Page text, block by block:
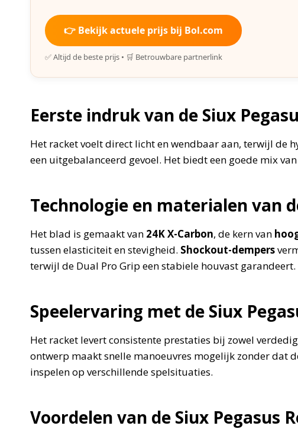
👉 Bekijk actuele prijs bij Bol.com
✅ Altijd de beste prijs • 🛒 Betrouwbare partnerlink
Eerste indruk van de Siux
Het racket voelt direct licht en wendbaar aan, terwijl de
een uitgebalanceerd gevoel. Het biedt een goede mix
Technologie en materialen van
Het blad is gemaakt van 24K X-Carbon, de kern van
tussen elasticiteit en stevigheid. Shockout-dempers
terwijl de Dual Pro Grip een stabiele houvast garandeert.
Speelervaring met de Siux
Het racket levert consistente prestaties bij zowel
ontwerp maakt snelle manoeuvres mogelijk zonder dat
inspelen op verschillende spelsituaties.
Voordelen van de Siux Pegasus